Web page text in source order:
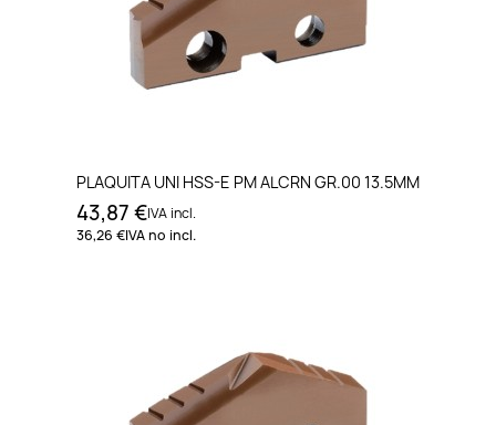
PLAQUITA UNI HSS-E PM ALCRN GR.00 13.5MM
43,87 €IVA incl.
36,26 €IVA no incl.